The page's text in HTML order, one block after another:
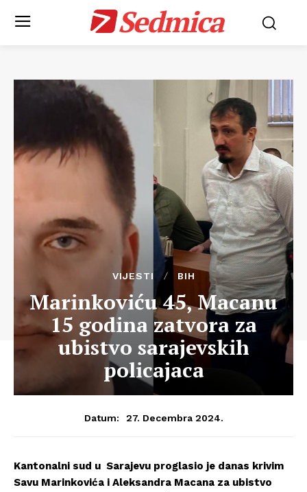
Sedmica
VIJESTI BIH
Marinkoviću 45, Macanu
15 godina zatvora za
ubistvo sarajevskih
policajaca
Datum: 27. Decembra 2024.
Kantonalni sud u Sarajevu proglasio je danas krivim
Savu Marinkovića i Aleksandra Macana za ubistvo